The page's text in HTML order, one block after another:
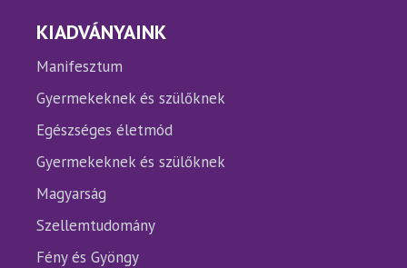
KIADVÁNYAINK
Manifesztum
Gyermekeknek és szülőknek
Egészséges életmód
Gyermekeknek és szülőknek
Magyarság
Szellemtudomány
Fény és Gyöngy